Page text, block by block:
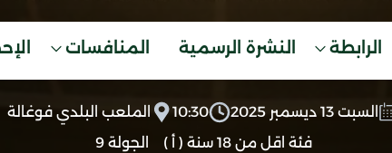
الرابطة النشرة الرسمية المنافسات
السبت 13 ديسمبر 2025 10:30
الملعب البلدي فوغالة
فئة اقل من 18 سنة ( أ )
الجولة 9